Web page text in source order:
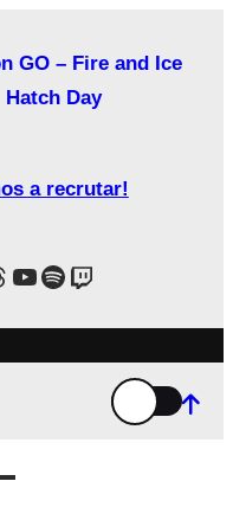
GO – Fire and Ice
Hatch Day
a recrutar!
no Threads!
YouTube
Spotify
Twitch